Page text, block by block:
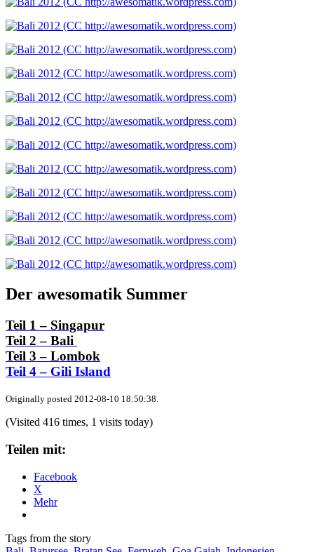
Der awesomatik Summer
Teil 1 – Singapur
Teil 2 – Bali
Teil 3 – Lombok
Teil 4 – Gili Island
Originally posted 2012-08-10 18:50:38.
(Visited 416 times, 1 visits today)
Teilen mit:
Facebook
X
Mehr
Tags from the story